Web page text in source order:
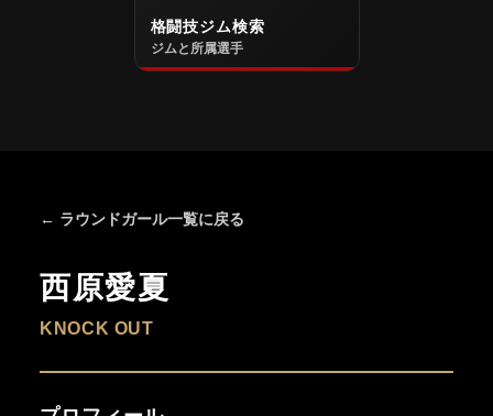
格闘技ジム検索
ジムと所属選手
← ラウンドガール一覧に戻る
西原愛夏
KNOCK OUT